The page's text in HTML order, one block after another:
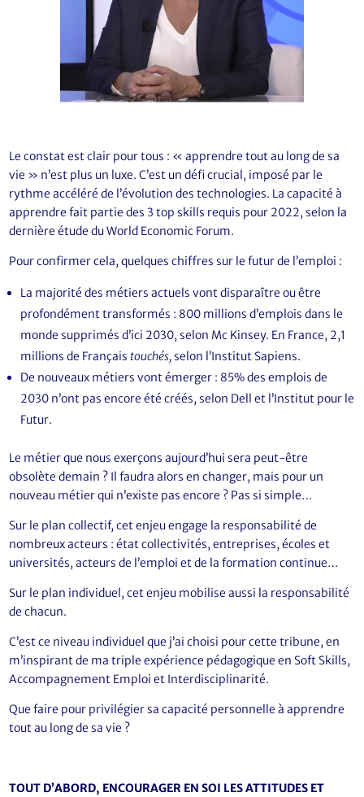
Le constat est clair pour tous : « apprendre tout au long de sa
vie » n’est plus un luxe. C’est un défi crucial, imposé par le
rythme accéléré de l’évolution des technologies. La capacité à
apprendre fait partie des 3 top skills requis pour 2022, selon la
dernière étude du World Economic Forum.
Pour confirmer cela, quelques chiffres sur le futur de l’emploi :
La majorité des métiers actuels vont disparaître ou être
profondément transformés : 800 millions d’emplois dans le
monde supprimés d’ici 2030, selon Mc Kinsey. En France, 2,1
millions de Français touchés,selon l’Institut Sapiens.
De nouveaux métiers vont émerger : 85% des emplois de
2030 n’ont pas encore été créés, selon Dell et l’Institut pour le
Futur.
Le métier que nous exerçons aujourd’hui sera peut-être
obsolète demain ? Il faudra alors en changer, mais pour un
nouveau métier qui n’existe pas encore ? Pas si simple…
Sur le plan collectif, cet enjeu engage la responsabilité de
nombreux acteurs : état collectivités, entreprises, écoles et
universités, acteurs de l’emploi et de la formation continue…
Sur le plan individuel, cet enjeu mobilise aussi la responsabilité
de chacun.
C’est ce niveau individuel que j’ai choisi pour cette tribune, en
m’inspirant de ma triple expérience pédagogique en Soft Skills,
Accompagnement Emploi et Interdisciplinarité.
Que faire pour privilégier sa capacité personnelle à apprendre
tout au long de sa vie ?
TOUT D’ABORD, ENCOURAGER EN SOI LES ATTITUDES ET